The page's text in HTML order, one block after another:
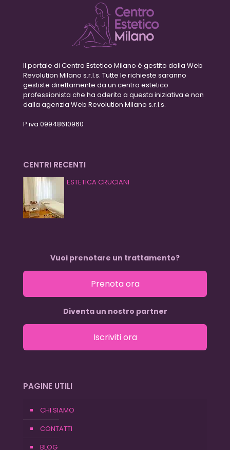
Il portale di Centro Estetico Milano è gestito dalla Web
Revolution Milano s.r.l.s. Tutte le richieste saranno
gestiste direttamente da un centro estetico
professionista che ha aderito a questa iniziativa e non
dalla agenzia Web Revolution Milano s.r.l.s.
P.iva 09948610960
CENTRI RECENTI
ESTETICA CRUCIANI
Vuoi prenotare un trattamento?
Prenota ora
Diventa un nostro partner
Iscriviti ora
PAGINE UTILI
CHI SIAMO
CONTATTI
BLOG